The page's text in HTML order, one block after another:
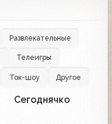
Развлекательные
Телеигры
Ток-шоу Другое
Сегоднячко